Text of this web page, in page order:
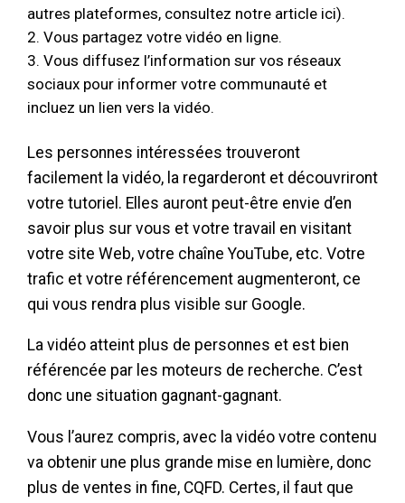
autres plateformes, consultez notre article ici).
Vous partagez votre vidéo en ligne.
Vous diffusez l’information sur vos réseaux
sociaux pour informer votre communauté et
incluez un lien vers la vidéo.
Les personnes intéressées trouveront
facilement la vidéo, la regarderont et découvriront
votre tutoriel. Elles auront peut-être envie d’en
savoir plus sur vous et votre travail en visitant
votre site Web, votre chaîne YouTube, etc. Votre
trafic et votre référencement augmenteront, ce
qui vous rendra plus visible sur Google.
La vidéo atteint plus de personnes et est bien
référencée par les moteurs de recherche. C’est
donc une situation gagnant-gagnant.
Vous l’aurez compris, avec la vidéo votre contenu
va obtenir une plus grande mise en lumière, donc
plus de ventes in fine, CQFD. Certes, il faut que